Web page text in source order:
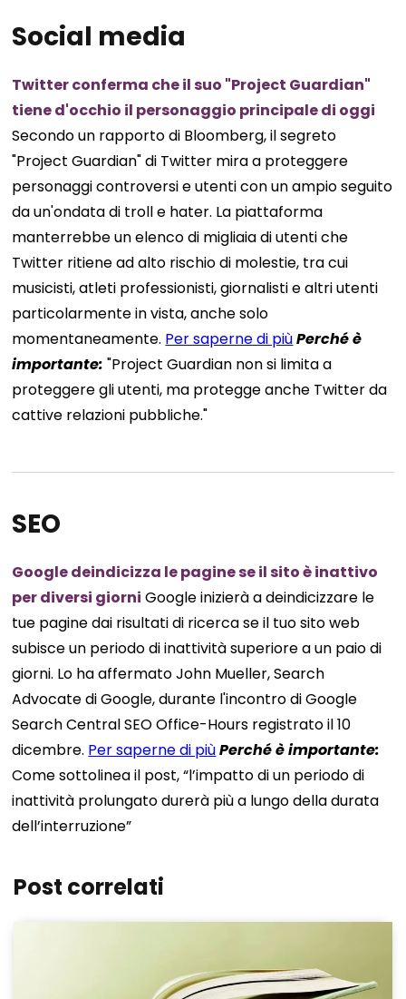
Social media
Twitter conferma che il suo "Project Guardian"
tiene d'occhio il personaggio principale di oggi
Secondo un rapporto di Bloomberg, il segreto
"Project Guardian" di Twitter mira a proteggere
personaggi controversi e utenti con un ampio seguito
da un'ondata di troll e hater. La piattaforma
manterrebbe un elenco di migliaia di utenti che
Twitter ritiene ad alto rischio di molestie, tra cui
musicisti, atleti professionisti, giornalisti e altri utenti
particolarmente in vista, anche solo
momentaneamente. Per saperne di piùPerché è
importante: "Project Guardian non si limita a
proteggere gli utenti, ma protegge anche Twitter da
cattive relazioni pubbliche."
SEO
Google deindicizza le pagine se il sito è inattivo
per diversi giorni Google inizierà a deindicizzare le
tue pagine dai risultati di ricerca se il tuo sito web
subisce un periodo di inattività superiore a un paio di
giorni. Lo ha affermato John Mueller, Search
Advocate di Google, durante l'incontro di Google
Search Central SEO Office-Hours registrato il 10
dicembre. Per saperne di piùPerché èimportante:
Come sottolinea il post, “l’impatto di un periodo di
inattività prolungato durerà più a lungo della durata
dell’interruzione”
Post correlati